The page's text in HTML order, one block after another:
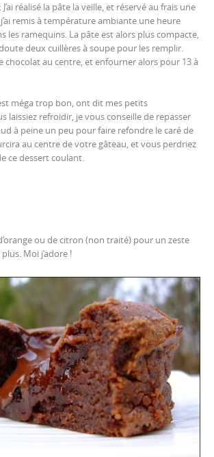
J’ai réalisé la pâte la veille, et réservé au frais une
remis à température ambiante une heure
les ramequins. La pâte est alors plus compacte,
deux cuillères à soupe pour les remplir.
chocolat au centre, et enfourner alors pour 13 à
méga trop bon, ont dit mes petits
laissiez refroidir, je vous conseille de repasser
à peine un peu pour faire refondre le caré de
au centre de votre gâteau, et vous perdriez
ce dessert coulant.
ou de citron (non traité) pour un zeste
Moi j’adore !